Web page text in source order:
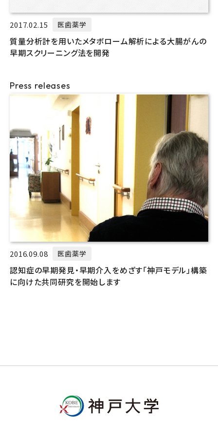
2017.02.15 医歯薬学
質量分析計を用いたメタボローム解析による大腸がんの
早期スクリーニング法を開発
Press releases
2016.09.08 医歯薬学
認知症の早期発見・早期介入をめざす「神戸モデル」構築
に向けた共同研究を開始します